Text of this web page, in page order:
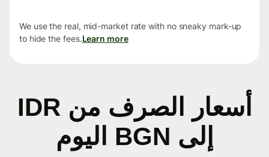
We use the real, mid-market rate with no sneaky mark-up
to hide the fees.Learn more
أسعار الصرف من IDR
إلى BGN اليوم